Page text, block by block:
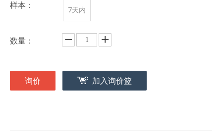
样本： 7天内
数量：
询价 加入询价篮